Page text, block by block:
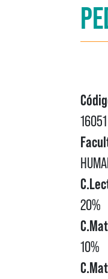
16051
20%
10%